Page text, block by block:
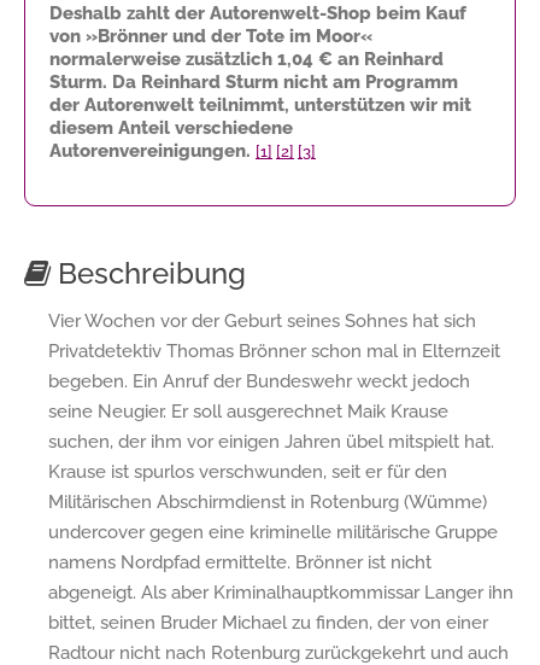
Deshalb zahlt der Autorenwelt-Shop beim Kauf
von »Brönner und der Tote im Moor«
normalerweise zusätzlich 1,04 € an Reinhard
Sturm. Da Reinhard Sturm nicht am Programm
der Autorenwelt teilnimmt, unterstützen wir mit
diesem Anteil verschiedene
Autorenvereinigungen. [1] [2] [3]
Beschreibung
Vier Wochen vor der Geburt seines Sohnes hat sich
Privat­detektiv Thomas Brönner schon mal in Elternzeit
begeben. Ein Anruf der Bundeswehr weckt jedoch
seine Neugier. Er soll ausgerechnet Maik Krause
suchen, der ihm vor einigen Jahren übel mitspielt hat.
Krause ist spurlos verschwunden, seit er für den
Militärischen Abschirmdienst in Rotenburg (Wümme)
undercover gegen eine kriminelle militärische Gruppe
namens Nordpfad ermittelte. Brönner ist nicht
abgeneigt. Als aber Kriminalhauptkommissar Langer ihn
bittet, seinen Bruder Michael zu finden, der von einer
Radtour nicht nach Rotenburg zurückgekehrt und auch